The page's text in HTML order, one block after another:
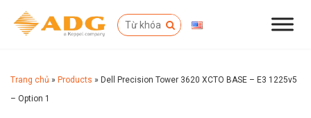
Trang chủ » Products » Dell Precision Tower 3620 XCTO BASE – E3 1225v5
– Option 1